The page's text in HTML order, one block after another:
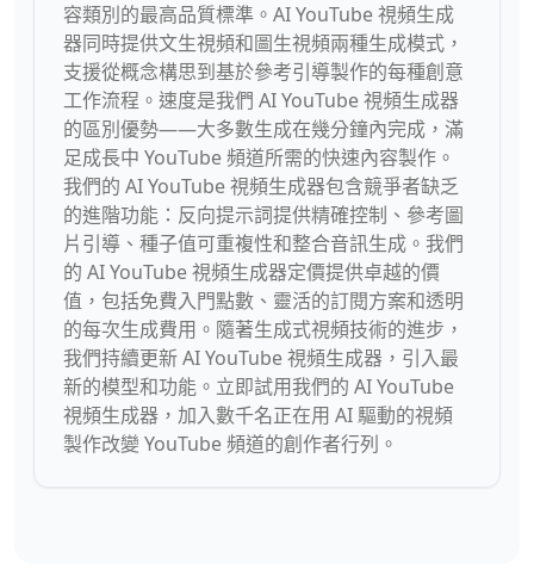
容類別的最高品質標準。AI YouTube 視頻生成
器同時提供文生視頻和圖生視頻兩種生成模式，
支援從概念構思到基於參考引導製作的每種創意
工作流程。速度是我們 AI YouTube 視頻生成器
的區別優勢——大多數生成在幾分鐘內完成，滿
足成長中 YouTube 頻道所需的快速內容製作。
我們的 AI YouTube 視頻生成器包含競爭者缺乏
的進階功能：反向提示詞提供精確控制、參考圖
片引導、種子值可重複性和整合音訊生成。我們
的 AI YouTube 視頻生成器定價提供卓越的價
值，包括免費入門點數、靈活的訂閱方案和透明
的每次生成費用。隨著生成式視頻技術的進步，
我們持續更新 AI YouTube 視頻生成器，引入最
新的模型和功能。立即試用我們的 AI YouTube
視頻生成器，加入數千名正在用 AI 驅動的視頻
製作改變 YouTube 頻道的創作者行列。